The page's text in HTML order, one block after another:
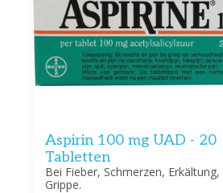
Aspirin 100 mg UAD - 20
Tabletten
Bei Fieber, Schmerzen, Erkältung,
Grippe.